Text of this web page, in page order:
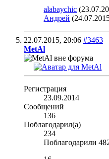
alabaychic
Андрей
22.07.2015, 20:06 #3463
MetAl
Регистрация
23.09.2014
Сообщений
136
Поблагодарил(а)
234
Поблагодарили